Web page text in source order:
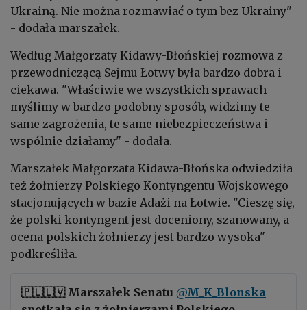
Ukrainą. Nie można rozmawiać o tym bez Ukrainy"
- dodała marszałek.
Według Małgorzaty Kidawy-Błońskiej rozmowa z
przewodniczącą Sejmu Łotwy była bardzo dobra i
ciekawa. "Właściwie we wszystkich sprawach
myślimy w bardzo podobny sposób, widzimy te
same zagrożenia, te same niebezpieczeństwa i
wspólnie działamy" - dodała.
Marszałek Małgorzata Kidawa-Błońska odwiedziła
też żołnierzy Polskiego Kontyngentu Wojskowego
stacjonujących w bazie Adażi na Łotwie. "Cieszę się,
że polski kontyngent jest doceniony, szanowany, a
ocena polskich żołnierzy jest bardzo wysoka" -
podkreśliła.
🇵🇱🇱🇻 Marszałek Senatu @M_K_Blonska